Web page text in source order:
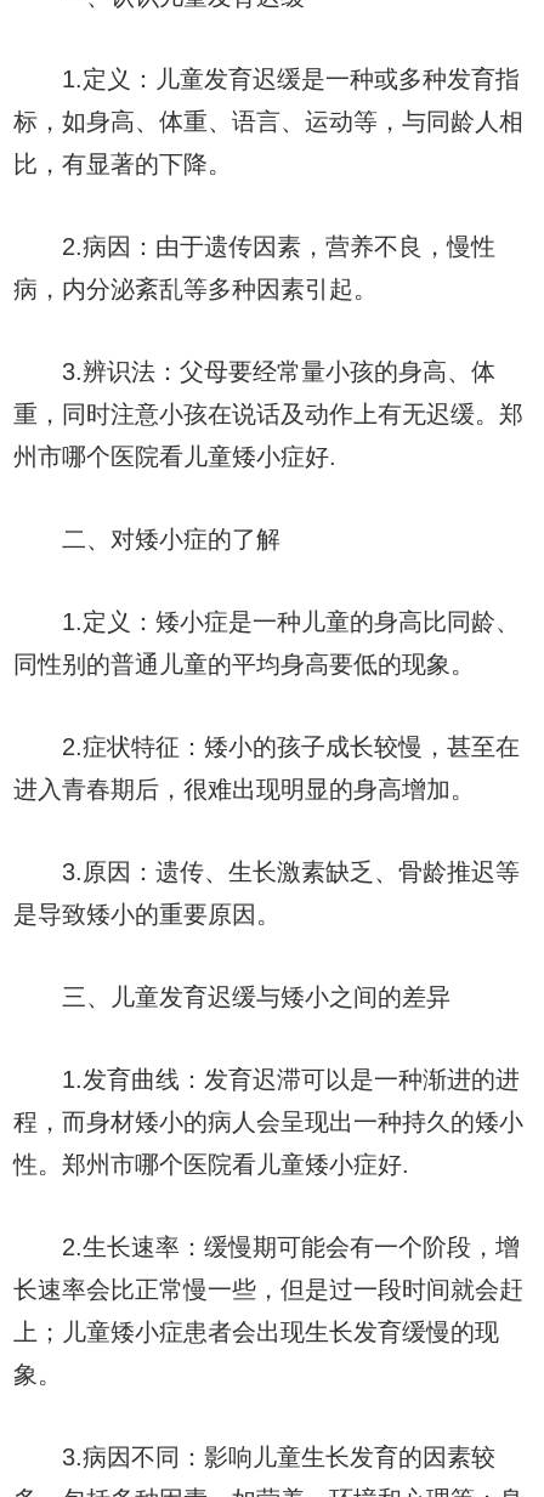
1.定义：儿童发育迟缓是一种或多种发育指
标，如身高、体重、语言、运动等，与同龄人相
比，有显著的下降。
2.病因：由于遗传因素，营养不良，慢性
病，内分泌紊乱等多种因素引起。
3.辨识法：父母要经常量小孩的身高、体
重，同时注意小孩在说话及动作上有无迟缓。郑
州市哪个医院看儿童矮小症好.
二、对矮小症的了解
1.定义：矮小症是一种儿童的身高比同龄、
同性别的普通儿童的平均身高要低的现象。
2.症状特征：矮小的孩子成长较慢，甚至在
进入青春期后，很难出现明显的身高增加。
3.原因：遗传、生长激素缺乏、骨龄推迟等
是导致矮小的重要原因。
三、儿童发育迟缓与矮小之间的差异
1.发育曲线：发育迟滞可以是一种渐进的进
程，而身材矮小的病人会呈现出一种持久的矮小
性。郑州市哪个医院看儿童矮小症好.
2.生长速率：缓慢期可能会有一个阶段，增
长速率会比正常慢一些，但是过一段时间就会赶
上；儿童矮小症患者会出现生长发育缓慢的现
象。
3.病因不同：影响儿童生长发育的因素较